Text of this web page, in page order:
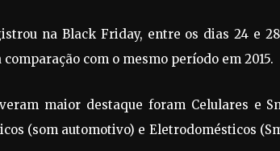
na Black Friday, entre os dias 24 e
com o mesmo período em 2015.
maior destaque foram Celulares e
(som automotivo) e Eletrodomésticos